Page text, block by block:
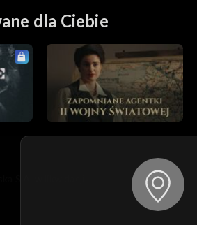
dla Ciebie